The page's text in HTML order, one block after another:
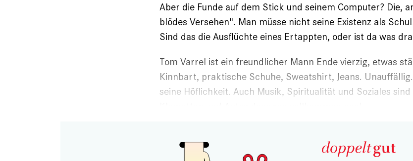
Aber die Funde auf dem Stick und seinem Computer? Die,
blödes Versehen". Man müsse nicht seine Existenz als
Sind das die Ausflüchte eines Ertappten, oder ist da was
Tom Varrel ist ein freundlicher Mann Ende vierzig, etwas
Kinnbart, praktische Schuhe, Sweatshirt, Jeans.
seine Höflichkeit. Auch Musik, Spiritualität und Soziales